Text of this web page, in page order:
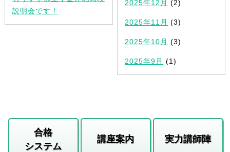
説明会です！
2025年12月 (2)
2025年11月 (3)
2025年10月 (3)
2025年9月 (1)
合格
システム
講座案内 実力講師陣